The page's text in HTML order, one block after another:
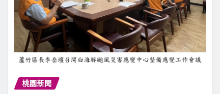
桃園新聞